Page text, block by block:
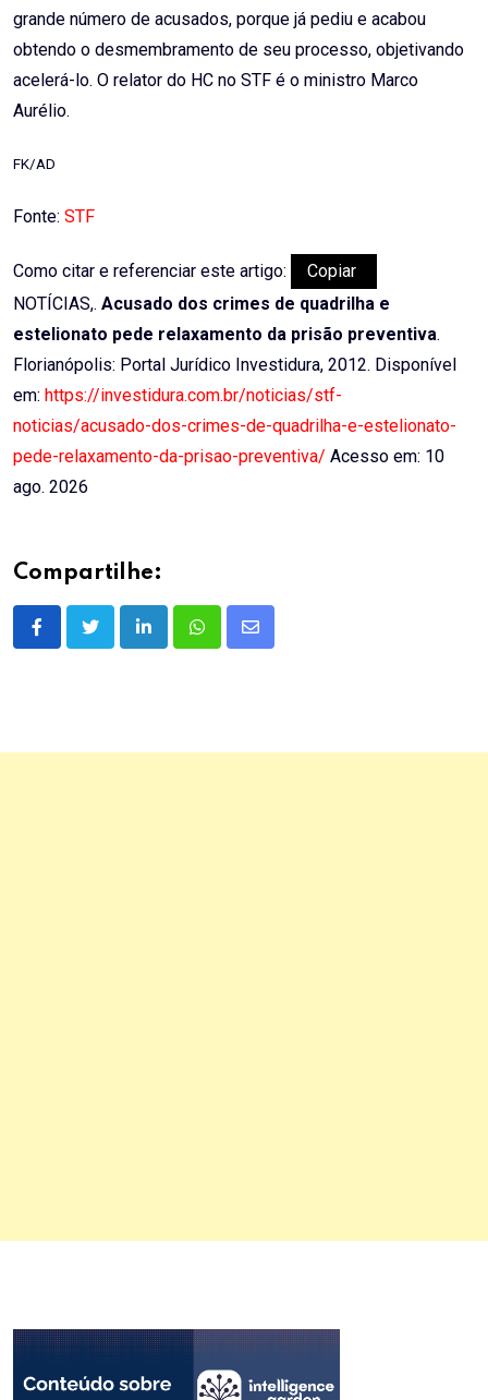
grande número de acusados, porque já pediu e acabou
obtendo o desmembramento de seu processo, objetivando
acelerá-lo. O relator do HC no STF é o ministro Marco
Aurélio.
FK/AD
Fonte: STF
Como citar e referenciar este artigo:
Copiar
NOTÍCIAS,. Acusado dos crimes de quadrilha e
estelionato pede relaxamento da prisão preventiva.
Florianópolis: Portal Jurídico Investidura, 2012. Disponível
em: https://investidura.com.br/noticias/stf-
noticias/acusado-dos-crimes-de-quadrilha-e-estelionato-
pede-relaxamento-da-prisao-preventiva/ Acesso em: 10
ago. 2026
Compartilhe:
LinkedInWhatsappShare